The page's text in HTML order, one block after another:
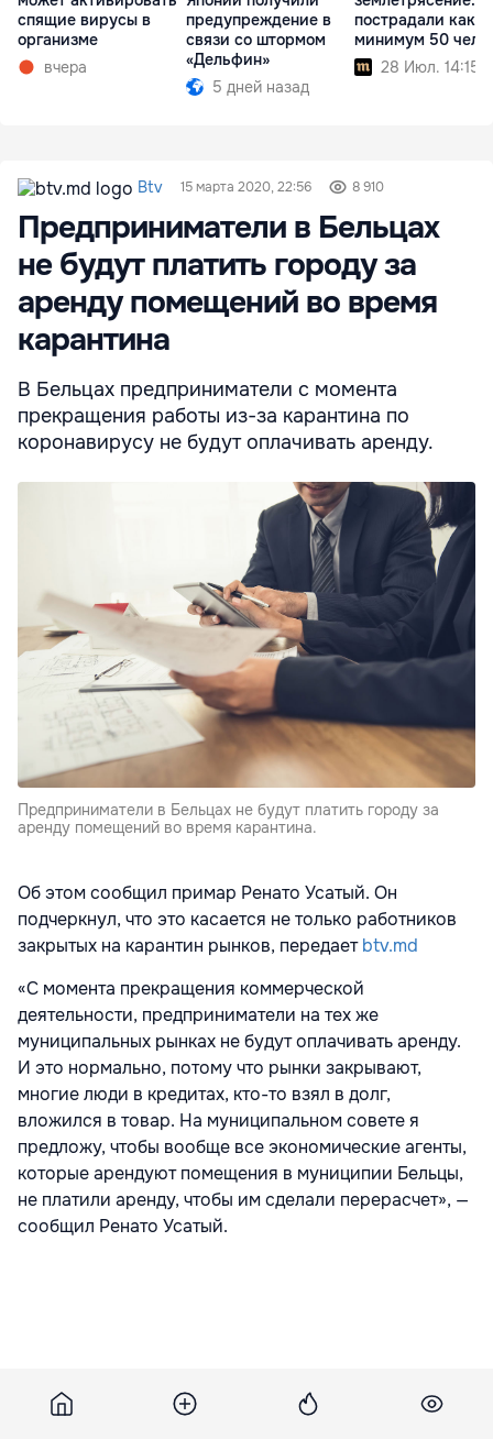
спящие вирусы в
организме
вчера
предупреждение в
связи со штормом
«Дельфин»
5 дней назад
пострадали как
минимум 50
28 Июл. 14:15
Btv 15 марта 2020, 22:56 8 910
Предприниматели в Бельцах
не будут платить городу за
аренду помещений во время
карантина
В Бельцах предприниматели с момента
прекращения работы из-за карантина по
коронавирусу не будут оплачивать аренду.
Предприниматели в Бельцах не будут платить городу за
аренду помещений во время карантина.
Об этом сообщил примар Ренато Усатый. Он
подчеркнул, что это касается не только работников
закрытых на карантин рынков, передаетbtv.md
«С момента прекращения коммерческой
деятельности, предприниматели на тех же
муниципальных рынках не будут оплачивать аренду.
И это нормально, потому что рынки закрывают,
многие люди в кредитах, кто-то взял в долг,
вложился в товар. На муниципальном совете я
предложу, чтобы вообще все экономические агенты,
которые арендуют помещения в муниципии Бельцы,
не платили аренду, чтобы им сделали перерасчет», —
сообщил Ренато Усатый.